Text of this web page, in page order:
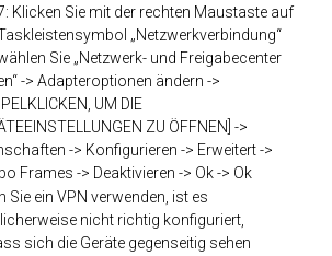
Klicken Sie mit der rechten Maustaste auf
„Netzwerkverbindung“
Sie „Netzwerk- und Freigabecenter
-> Adapteroptionen ändern ->
UM DIE
ZU ÖFFNEN] ->
-> Konfigurieren -> Erweitert ->
Frames -> Deaktivieren -> Ok -> Ok
Sie ein VPN verwenden, ist es
nicht richtig konfiguriert,
sich die Geräte gegenseitig sehen